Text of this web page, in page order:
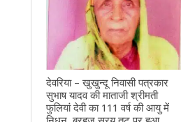
देवरिया – खुखुन्दू निवासी पत्रकार
सुभाष यादव की माताजी श्रीमती
फुलियां देवी का 111 वर्ष की आयु में